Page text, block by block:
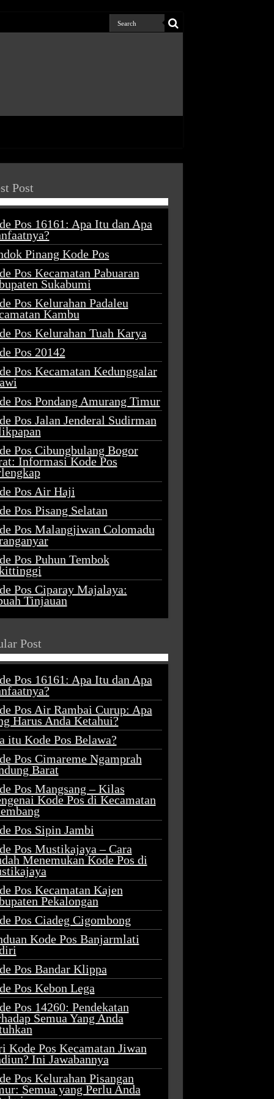
Post
Pos 16161: Apa Itu dan Apa
Pinang Kode Pos
Pos Kecamatan Pabuaran
Sukabumi
Pos Kelurahan Padaleu
Kambu
Pos Kelurahan Tuah Karya
Pos 20142
Pos Kecamatan Kedunggalar
Pos Pondang Amurang Timur
Pos Jalan Jenderal Sudirman
Pos Cibungbulang Bogor
Informasi Kode Pos
Pos Air Haji
Pos Pisang Selatan
Pos Malangjiwan Colomadu
Pos Puhun Tembok
Pos Ciparay Majalaya:
Tinjauan
Post
Pos 16161: Apa Itu dan Apa
Pos Air Rambai Curup: Apa
Harus Anda Ketahui?
itu Kode Pos Belawa?
Pos Cimareme Ngamprah
Barat
Pos Mangsang – Kilas
Kode Pos di Kecamatan
Pos Sipin Jambi
Pos Mustikajaya – Cara
Menemukan Kode Pos di
Pos Kecamatan Kajen
Pekalongan
Pos Ciadeg Cigombong
Kode Pos Banjarmlati
Pos Bandar Klippa
Pos Kebon Lega
Pos 14260: Pendekatan
Semua Yang Anda
Kode Pos Kecamatan Jiwan
Ini Jawabannya
Pos Kelurahan Pisangan
Semua yang Perlu Anda